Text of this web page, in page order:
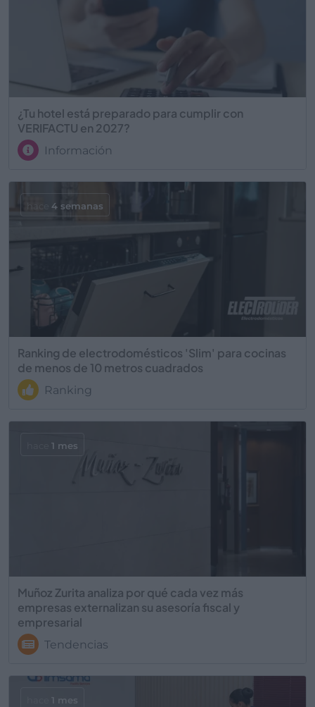
¿Tu hotel está preparado para cumplir con
VERIFACTU en 2027?
Información
Ranking de electrodomésticos 'Slim' para cocinas
de menos de 10 metros cuadrados
Ranking
4 semanas
Muñoz Zurita analiza por qué cada vez más
empresas externalizan su asesoría fiscal y
empresarial
Tendencias
1 mes
1 mes